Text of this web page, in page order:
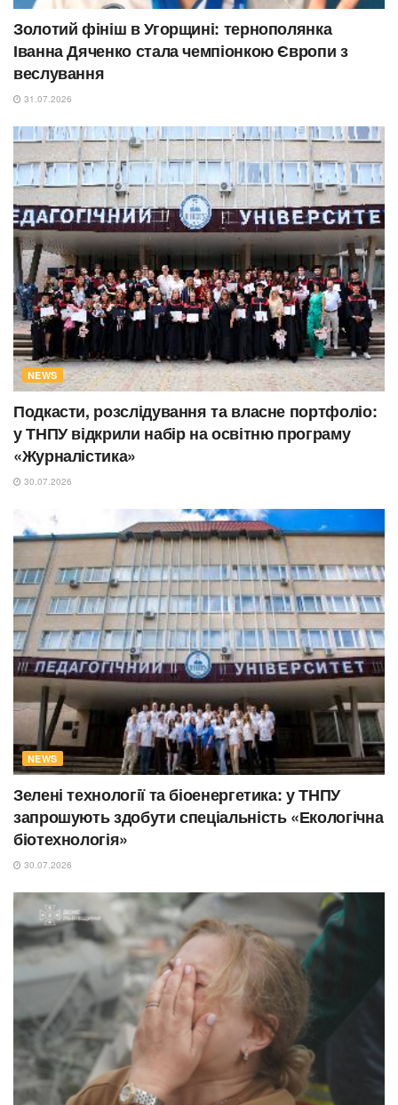
Золотий фініш в Угорщині: тернополянка
Іванна Дяченко стала чемпіонкою Європи з
веслування
31.07.2026
NEWS
Подкасти, розслідування та власне портфоліо:
у ТНПУ відкрили набір на освітню програму
«Журналістика»
30.07.2026
NEWS
Зелені технології та біоенергетика: у ТНПУ
запрошують здобути спеціальність «Екологічна
біотехнологія»
30.07.2026